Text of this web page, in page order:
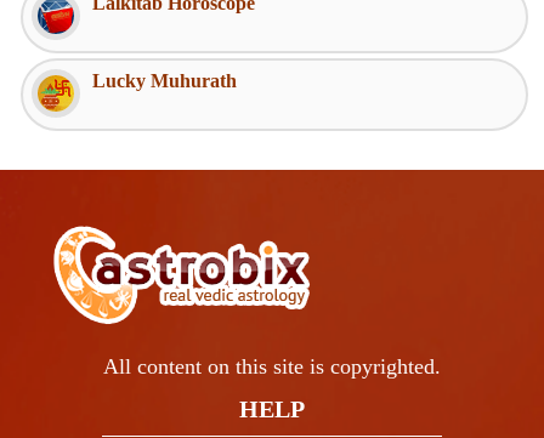
Lucky Muhurath
All content on this site is copyrighted.
HELP